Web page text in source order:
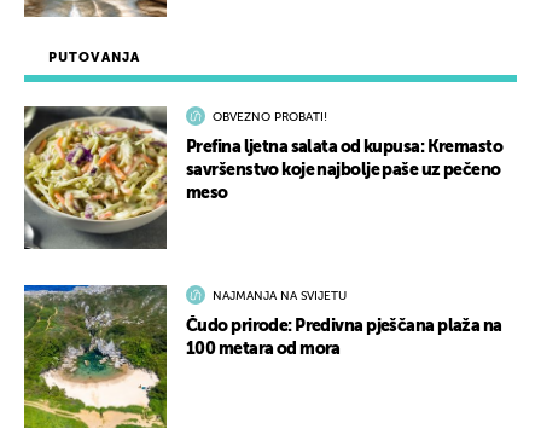
PUTOVANJA
OBVEZNO PROBATI!
Prefina ljetna salata od kupusa: Kremasto
savršenstvo koje najbolje paše uz pečeno
meso
NAJMANJA NA SVIJETU
Čudo prirode: Predivna pješčana plaža na
100 metara od mora